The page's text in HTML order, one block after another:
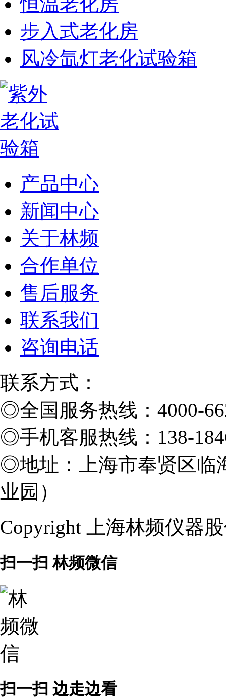
步入式老化房
风冷氙灯老化试验箱
产品中心
新闻中心
关于林频
合作单位
售后服务
联系我们
咨询电话
联系方式：
◎全国服务热线：4000-
◎手机客服热线：138-
◎地址：上海市奉贤区临
业园）
Copyright 上海林频仪器
扫一扫 林频微信
扫一扫 边走边看